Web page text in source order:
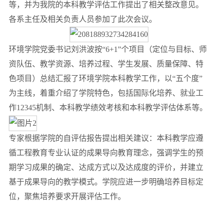
等，并为我院的本科教学评估工作提出了相关整改意见。
各系主任及相关负责人员参加了此次会议。
环境学院党委书记刘洪波按“6+1”个项目（定位与目标、师
资队伍、教学资源、培养过程、学生发展、质量保障、特
色项目）总结汇报了环境学院本科教学工作，以“五个度”
为主线，着重介绍了学院特色，包括国际化培养、就业工
作12345机制、本科教学绩效考核和本科教学评估体系等。
专家根据学院的自评估报告提出相关建议：本科教学应遵
循工程教育专业认证的成果导向教育理念，强调学生的预
期学习成果的确定、达成方式以及达成度的评价，并建立
基于成果导向的教学模式。学院应进一步明确培养目标定
位，聚焦培养要求开展评估工作。